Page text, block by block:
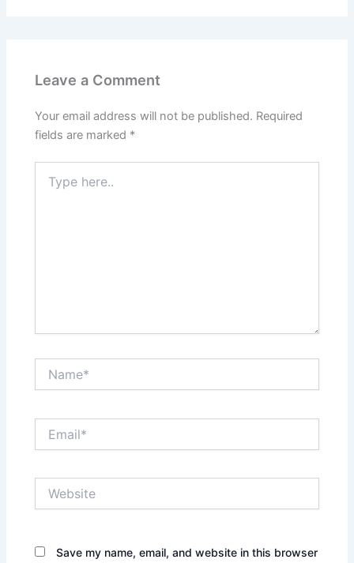
Leave a Comment
Your email address will not be published. Required
fields are marked *
here..
Save my name, email, and website in this browser